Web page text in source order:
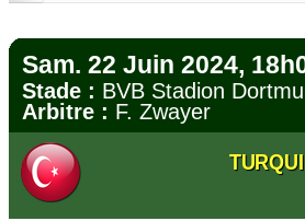
Sam. 22 Juin 2024,
Stade : BVB Stadion
Arbitre : F. Zwayer